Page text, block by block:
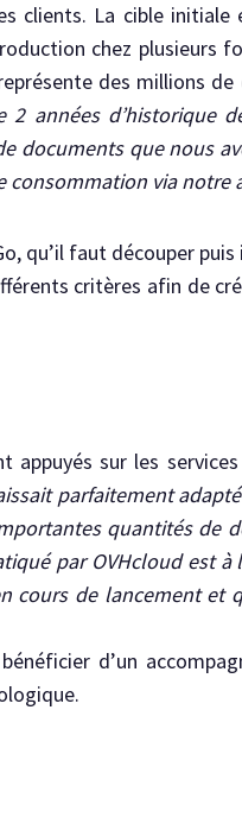
clients. La cible initiale
chez plusieurs
des millions
années d’historique
documents que nous
consommation via notre
qu’il faut découper puis
critères afin de
sur les services
parfaitement
quantités de
par OVHcloud est à
cours de lancement et
d’un